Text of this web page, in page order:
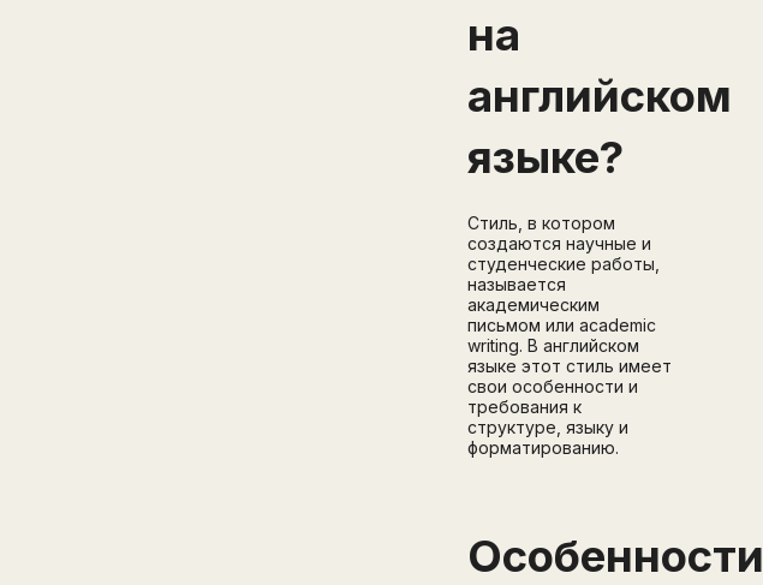
на
английском
языке?
Стиль, в котором
создаются научные и
студенческие работы,
называется
академическим
письмом или academic
writing. В английском
языке этот стиль имеет
свои особенности и
требования к
структуре, языку и
форматированию.
Особенности